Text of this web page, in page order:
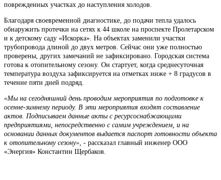
поврежденных участках до наступления холодов.
Благодаря своевременной диагностике, до подачи тепла удалось
обнаружить протечки на сетях к 44 школе на проспекте Пролетарском
и к детскому саду «Искорка». На объектах заменили участки
трубопровода длиной до двух метров. Сейчас они уже полностью
проверены, других замечаний не зафиксировано. Городская система
готова к отопительному сезону. Он стартует, когда среднесуточная
температура воздуха зафиксируется на отметках ниже + 8 градусов в
течение пяти дней подряд.
«Мы на сегодняшний день проводим мероприятия по подготовке к
осенне-зимнему периоду. В эти мероприятия входят составление
актов. Подписываем данные акты с ресурсоснабжающими
предприятиями, непосредственно с самим учреждением, и на
основании данных документов выдается паспорт готовности объекта
к отопительному сезону», - рассказал главный инженер ООО
«Энергия» Константин Щербаков.